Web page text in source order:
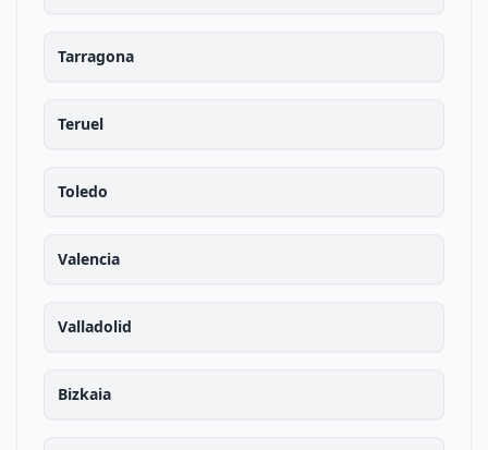
Tarragona
Teruel
Toledo
Valencia
Valladolid
Bizkaia